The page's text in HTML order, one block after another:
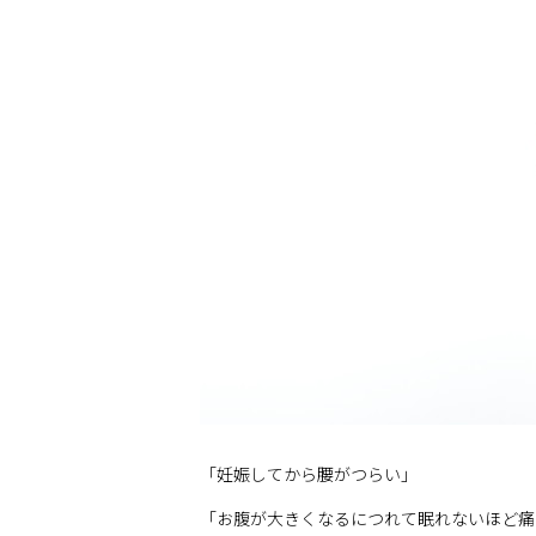
「妊娠してから腰がつらい」
「お腹が大きくなるにつれて眠れないほど